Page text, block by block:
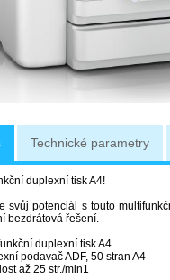
Technické parametry
duplexní tisk A4!
svůj potenciál s touto
bezdrátová řešení.
duplexní tisk A4
podavač ADF, 50 stran A4
až 25 str./min1